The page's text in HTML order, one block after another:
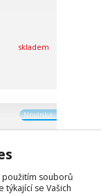
skladem
Novinka
použitím souborů
týkající se Vašich